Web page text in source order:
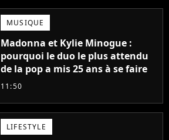
MUSIQUE
Madonna et Kylie Minogue :
pourquoi le duo le plus attendu
de la pop a mis 25 ans à se faire
11:50
LIFESTYLE